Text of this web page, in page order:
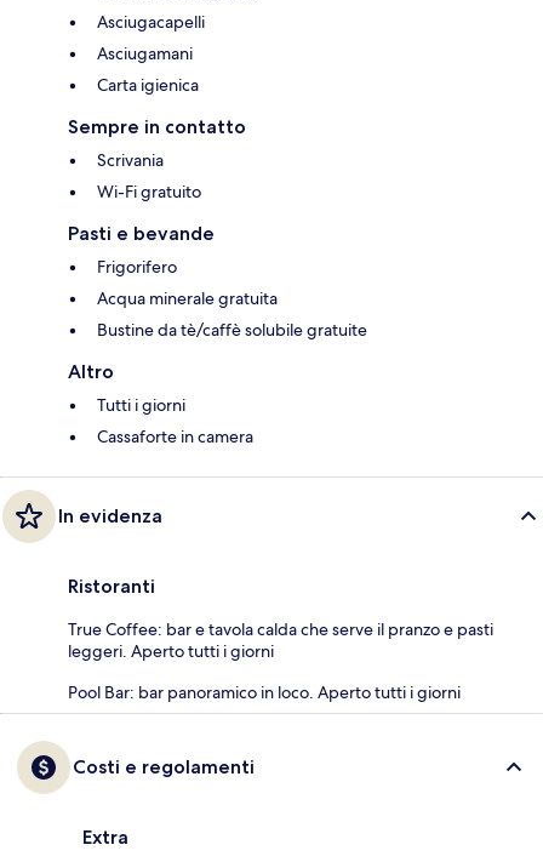
Asciugacapelli
Asciugamani
Carta igienica
Sempre in contatto
Scrivania
Wi-Fi gratuito
Pasti e bevande
Frigorifero
Acqua minerale gratuita
Bustine da tè/caffè solubile gratuite
Altro
Tutti i giorni
Cassaforte in camera
In evidenza
Ristoranti
True Coffee: bar e tavola calda che serve il pranzo e pasti
leggeri. Aperto tutti i giorni
Pool Bar: bar panoramico in loco. Aperto tutti i giorni
Costi e regolamenti
Extra